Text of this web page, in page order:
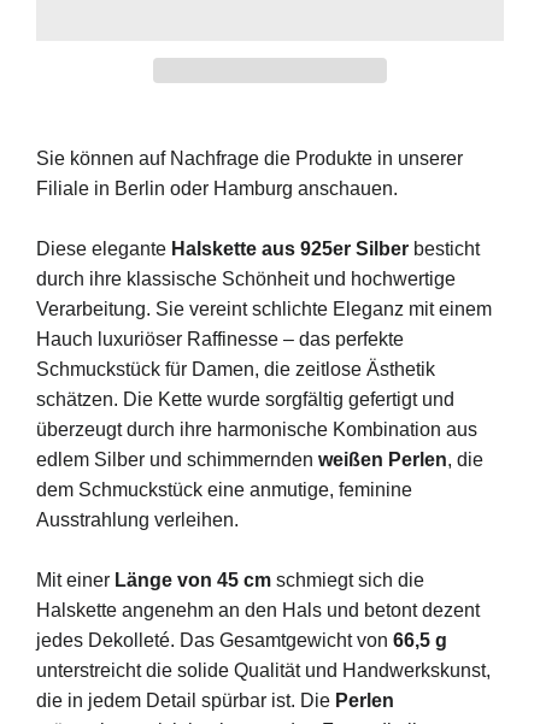
Sie können auf Nachfrage die Produkte in unserer
Filiale in Berlin oder Hamburg anschauen.
Diese elegante Halskette aus 925er Silber besticht
durch ihre klassische Schönheit und hochwertige
Verarbeitung. Sie vereint schlichte Eleganz mit einem
Hauch luxuriöser Raffinesse – das perfekte
Schmuckstück für Damen, die zeitlose Ästhetik
schätzen. Die Kette wurde sorgfältig gefertigt und
überzeugt durch ihre harmonische Kombination aus
edlem Silber und schimmernden weißen Perlen, die
dem Schmuckstück eine anmutige, feminine
Ausstrahlung verleihen.
Mit einer Länge von 45 cm schmiegt sich die
Halskette angenehm an den Hals und betont dezent
jedes Dekolleté. Das Gesamtgewicht von 66,5 g
unterstreicht die solide Qualität und Handwerkskunst,
die in jedem Detail spürbar ist. Die Perlen